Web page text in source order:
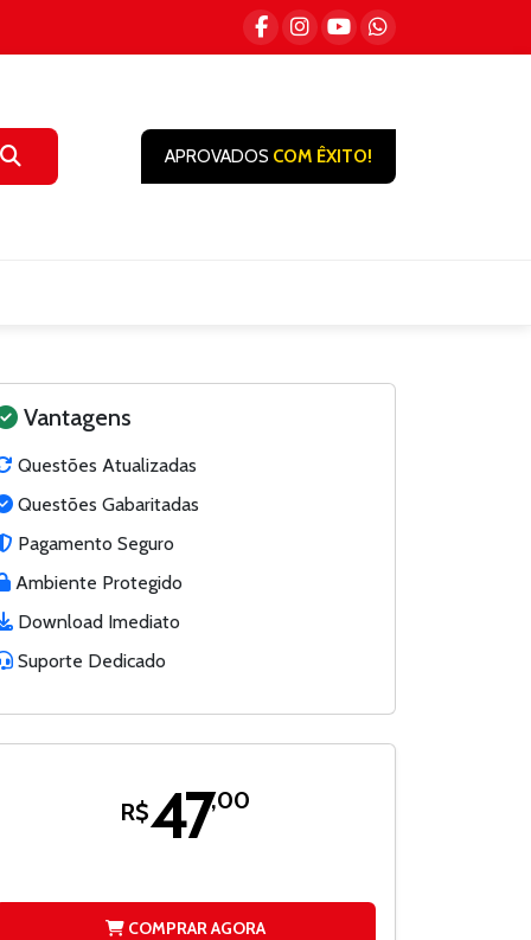
APROVADOS COM ÊXITO!
Vantagens
Questões Atualizadas
Questões Gabaritadas
Pagamento Seguro
Ambiente Protegido
Download Imediato
Suporte Dedicado
R$47,00
COMPRAR AGORA